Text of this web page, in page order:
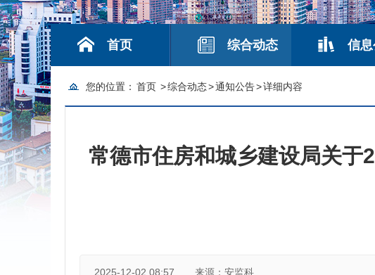
首页 综合动态 信
您的位置： 首页 >综合动态>通知公告>详细内容
常德市住房和城乡建设局关于
2025-12-02 08:57 来源：安监科